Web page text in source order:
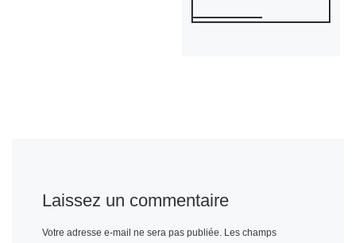
Laissez un commentaire
Votre adresse e-mail ne sera pas publiée. Les champs